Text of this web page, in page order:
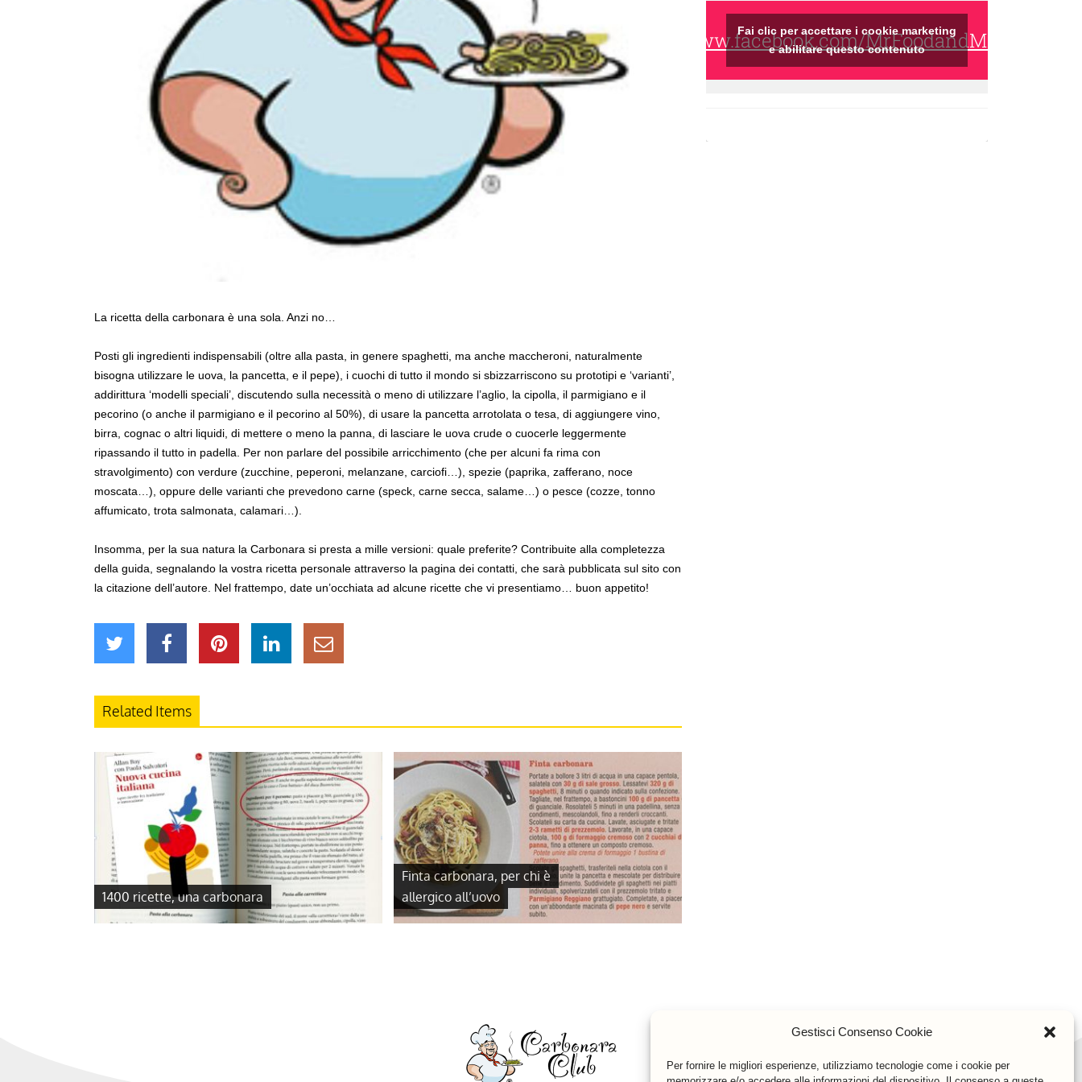
Gestisci Consenso Cookie
Per fornire le migliori esperienze, utilizziamo tecnologie come i cookie per
La ricetta della carbonara è una sola. Anzi no…
Posti gli ingredienti indispensabili (oltre alla pasta, in genere spaghetti, ma anche maccheroni, naturalmente
bisogna utilizzare le uova, la pancetta, e il pepe), i cuochi di tutto il mondo si sbizzarriscono su prototipi e ‘varianti’,
addirittura ‘modelli speciali’, discutendo sulla necessità o meno di utilizzare l’aglio, la cipolla, il parmigiano e il
pecorino (o anche il parmigiano e il pecorino al 50%), di usare la pancetta arrotolata o tesa, di aggiungere vino,
birra, cognac o altri liquidi, di mettere o meno la panna, di lasciare le uova crude o cuocerle leggermente
ripassando il tutto in padella. Per non parlare del possibile arricchimento (che per alcuni fa rima con
stravolgimento) con verdure (zucchine, peperoni, melanzane, carciofi…), spezie (paprika, zafferano, noce
moscata…), oppure delle varianti che prevedono carne (speck, carne secca, salame…) o pesce (cozze, tonno
affumicato, trota salmonata, calamari…).
Insomma, per la sua natura la Carbonara si presta a mille versioni: quale preferite? Contribuite alla completezza
della guida, segnalando la vostra ricetta personale attraverso la pagina dei contatti, che sarà pubblicata sul sito con
la citazione dell’autore. Nel frattempo, date un’occhiata ad alcune ricette che vi presentiamo… buon appetito!
Related Items
1400 ricette, una carbonara
Finta carbonara, per chi è
allergico all’uovo
https://www.facebook.com/MrFoodandMrsWine/
Fai clic per accettare i cookie marketing
e abilitare questo contenuto